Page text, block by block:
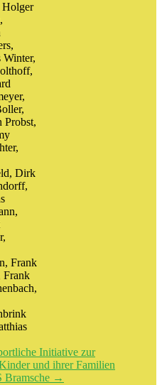
Holger
Winter,
Probst,
Dirk
Frank
Frank
Initiative zur
und ihrer Familien
Bramsche →